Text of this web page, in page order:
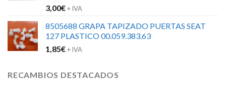
3,00€+ IVA
8505688 GRAPA TAPIZADO PUERTAS SEAT
127 PLASTICO 00.059.383.63
1,85€+ IVA
RECAMBIOS DESTACADOS